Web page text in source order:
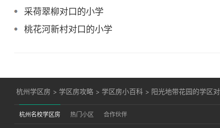
采荷翠柳对口的小学
桃花河新村对口的小学
杭州学区房 > 学区房攻略 > 学区房小百科 > 阳光地带花园的学区
杭州名校学区房 热门小区 合作伙伴